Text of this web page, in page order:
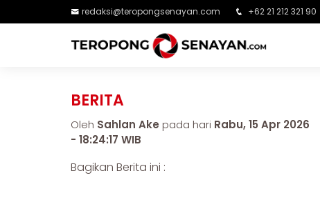
redaksi@teropongsenayan.com +62 21 212 321 90
BERITA
Oleh Sahlan Ake pada hari Rabu, 15 Apr 2026
- 18:24:17 WIB
Bagikan Berita ini :